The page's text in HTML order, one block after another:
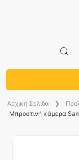
Aρχική Σελίδα
Μπροστινή κάμερα